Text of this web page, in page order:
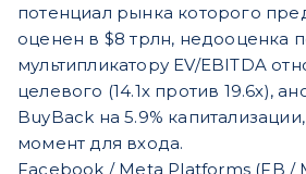
потенциал рынка которого
оценен в $8 трлн, недооценка
мультипликатору EV/EBITDA
целевого (14.1х против 19.6х),
BuyBack на 5.9%
момент для входа.
Facebook / Meta Platforms (FB /